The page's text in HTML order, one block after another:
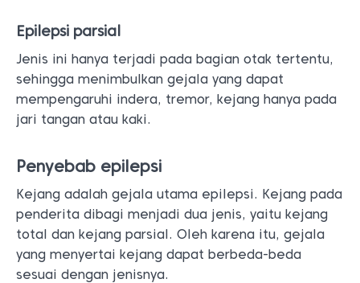
Epilepsi parsial
Jenis ini hanya terjadi pada bagian otak tertentu,
sehingga menimbulkan gejala yang dapat
mempengaruhi indera, tremor, kejang hanya pada
jari tangan atau kaki.
Penyebab epilepsi
Kejang adalah gejala utama epilepsi. Kejang pada
penderita dibagi menjadi dua jenis, yaitu kejang
total dan kejang parsial. Oleh karena itu, gejala
yang menyertai kejang dapat berbeda-beda
sesuai dengan jenisnya.